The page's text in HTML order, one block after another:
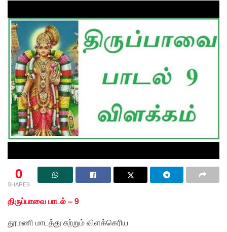
0
SHARES
திருப்பாவை பாடல் – 9
தூமணி மாடத்து சுற்றும் விளக்கெரிய